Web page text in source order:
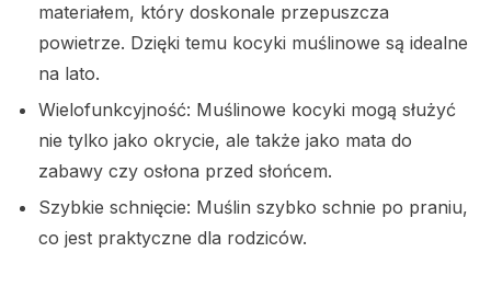
materiałem, który doskonale przepuszcza
powietrze. Dzięki temu kocyki muślinowe są idealne
na lato.
Wielofunkcyjność: Muślinowe kocyki mogą służyć
nie tylko jako okrycie, ale także jako mata do
zabawy czy osłona przed słońcem.
Szybkie schnięcie: Muślin szybko schnie po praniu,
co jest praktyczne dla rodziców.